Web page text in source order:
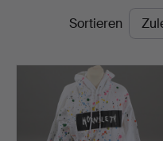
EndpreiseSortieren